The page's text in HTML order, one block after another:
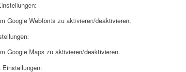
Google Webfonts zu aktivieren/deaktivieren.
Google Maps zu aktivieren/deaktivieren.
Einstellungen: